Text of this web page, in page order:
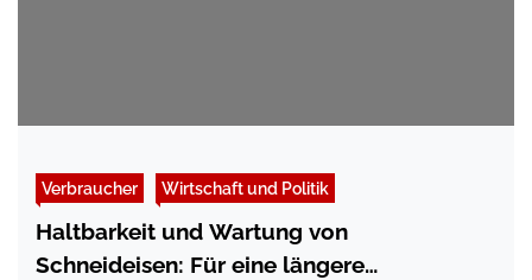
Verbraucher Wirtschaft und Politik
Haltbarkeit und Wartung von
Schneideisen: Für eine längere